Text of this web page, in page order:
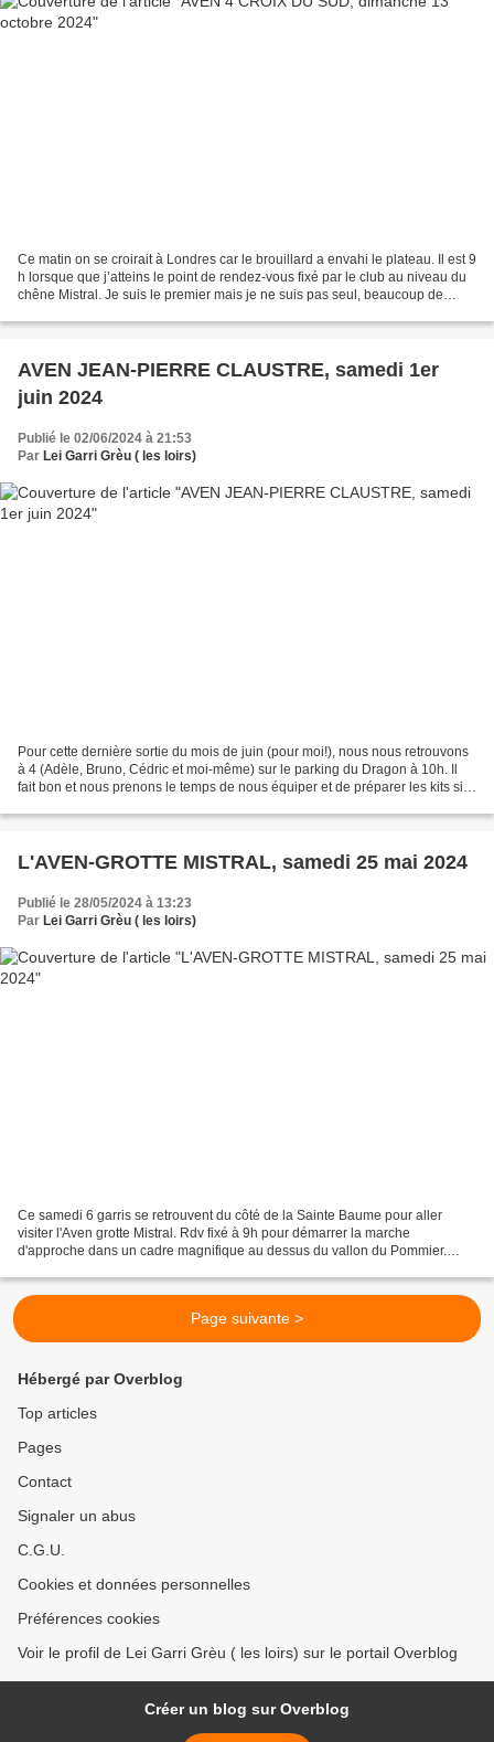
Ce matin on se croirait à Londres car le brouillard a envahi le plateau. Il est 9
h lorsque que j’atteins le point de rendez-vous fixé par le club au niveau du
chêne Mistral. Je suis le premier mais je ne suis pas seul, beaucoup de
AVEN JEAN-PIERRE CLAUSTRE, samedi 1er
juin 2024
Publié le 02/06/2024 à 21:53
Par Lei Garri Grèu ( les loirs)
Pour cette dernière sortie du mois de juin (pour moi!), nous nous retrouvons
à 4 (Adèle, Bruno, Cédric et moi-même) sur le parking du Dragon à 10h. Il
fait bon et nous prenons le temps de nous équiper et de préparer les kits si
L'AVEN-GROTTE MISTRAL, samedi 25 mai 2024
Publié le 28/05/2024 à 13:23
Par Lei Garri Grèu ( les loirs)
Ce samedi 6 garris se retrouvent du côté de la Sainte Baume pour aller
visiter l'Aven grotte Mistral. Rdv fixé à 9h pour démarrer la marche
d'approche dans un cadre magnifique au dessus du vallon du Pommier.
Page suivante >
Hébergé par Overblog
Top articles
Pages
Contact
Signaler un abus
C.G.U.
Cookies et données personnelles
Préférences cookies
Voir le profil de Lei Garri Grèu ( les loirs) sur le portail Overblog
Créer un blog sur Overblog